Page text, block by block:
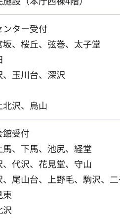
ター受付
、桜丘、弦巻、太子堂
玉川台、深沢
沢、烏山
館受付
、下馬、池尻、経堂
代沢、花見堂、守山
尾山台、上野毛、駒沢、
東
沢